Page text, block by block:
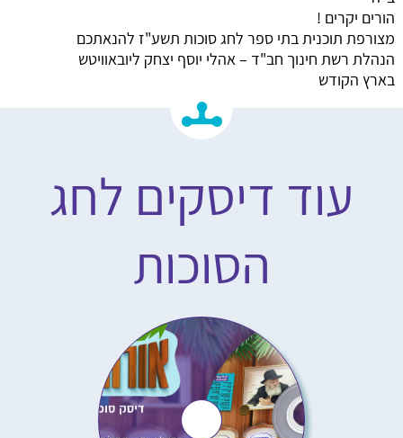
הורים יקרים !
מצורפת תוכנית בתי ספר לחג סוכות תשע"ז להנאתכם
הנהלת רשת חינוך חב"ד – אהלי יוסף יצחק ליובאוויטש
בארץ הקודש
עוד דיסקים לחג
הסוכות